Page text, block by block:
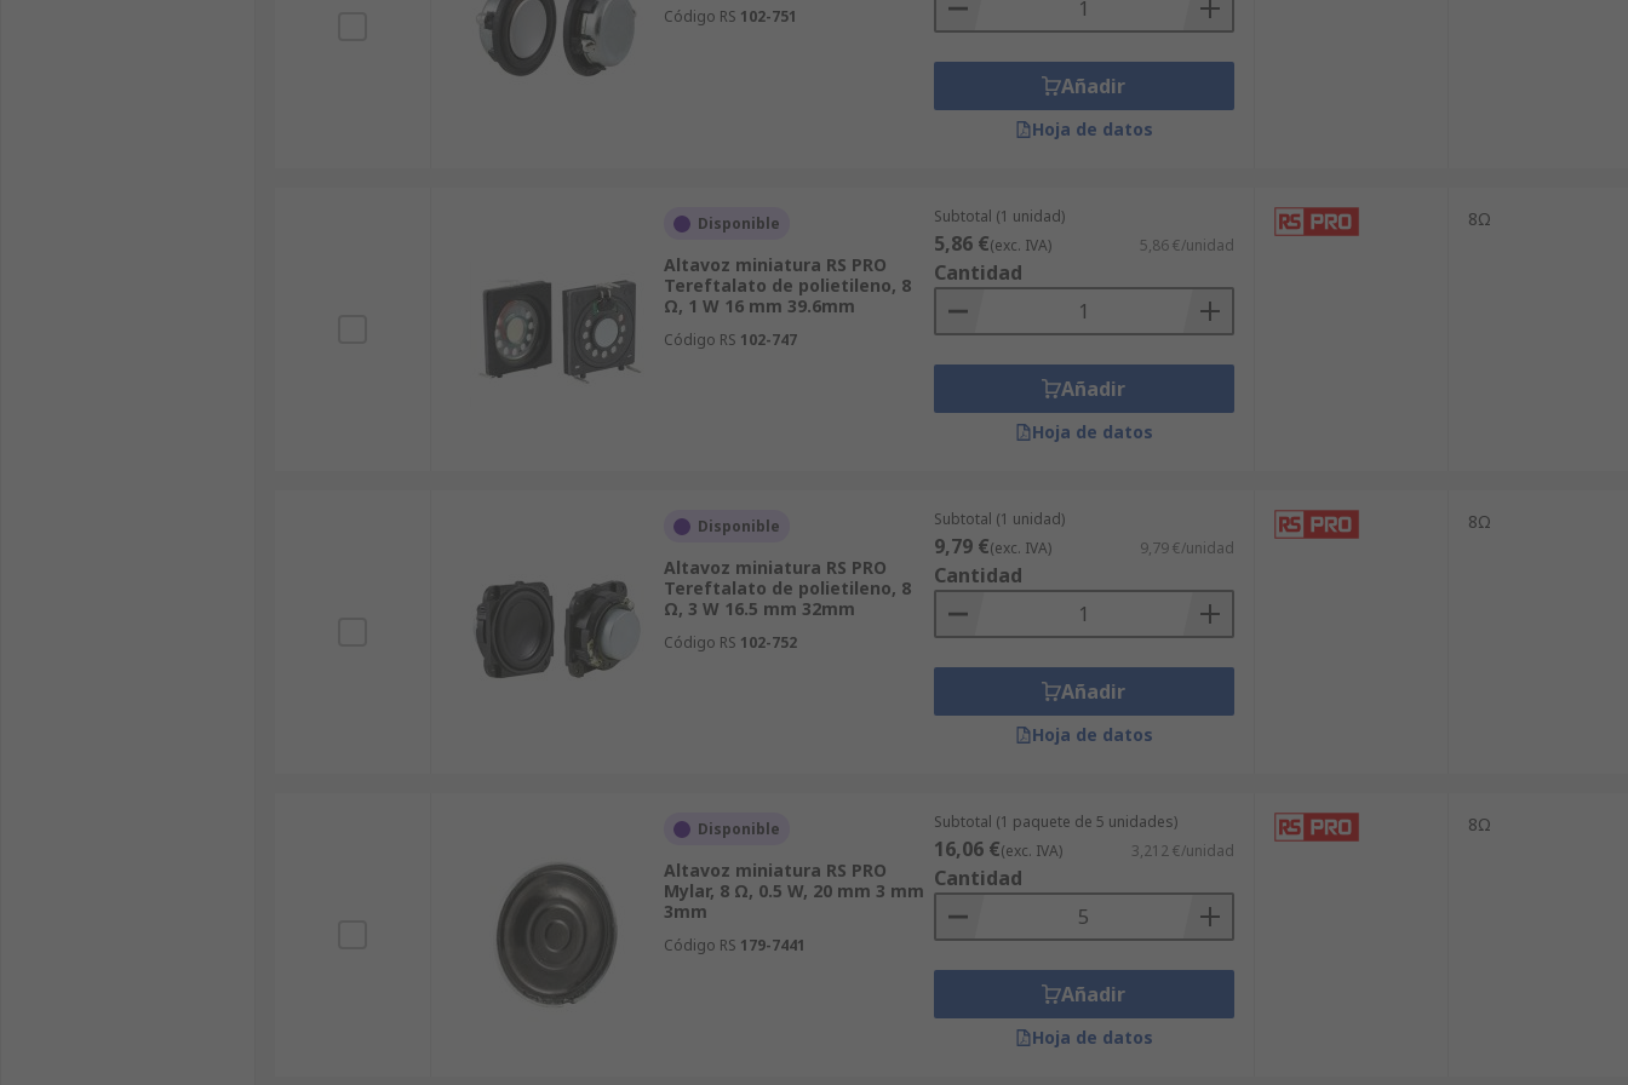
Código RS 102-751
Añadir
Hoja de datos
Disponible
Altavoz miniatura RS PRO
Tereftalato de polietileno, 8
Ω, 1 W 16 mm 39.6mm
Código RS 102-747
Subtotal (1 unidad)
5,86 €(exc. IVA) 5,86 €/unidad
Cantidad
Añadir
Hoja de datos
8Ω
Disponible
Altavoz miniatura RS PRO
Tereftalato de polietileno, 8
Ω, 3 W 16.5 mm 32mm
Código RS 102-752
Subtotal (1 unidad)
9,79 €(exc. IVA) 9,79 €/unidad
Cantidad
Añadir
Hoja de datos
8Ω
Disponible
Altavoz miniatura RS PRO
Mylar, 8 Ω, 0.5 W, 20 mm 3 mm
3mm
Código RS 179-7441
Subtotal (1 paquete de 5 unidades)
16,06 €(exc. IVA) 3,212 €/unidad
Cantidad
Añadir
Hoja de datos
8Ω